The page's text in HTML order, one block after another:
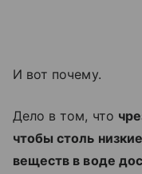
И вот почему.
Дело в том, что
чтобы столь
веществ в воде